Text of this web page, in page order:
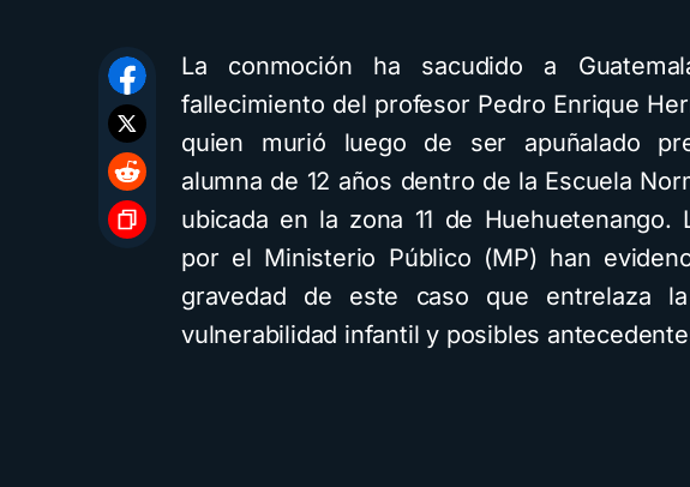
La conmoción ha sacudido a
fallecimiento del profesor Pedro Enrique
quien murió luego de ser apuñalado
alumna de 12 años dentro de la Escuela
ubicada en la zona 11 de Huehuetenango.
por el Ministerio Público (MP) han
gravedad de este caso que entrelaza
vulnerabilidad infantil y posibles